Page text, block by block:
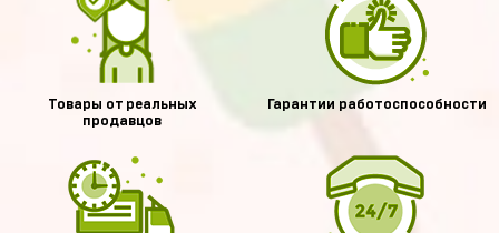
Товары от реальных
продавцов
Гарантии работоспособности